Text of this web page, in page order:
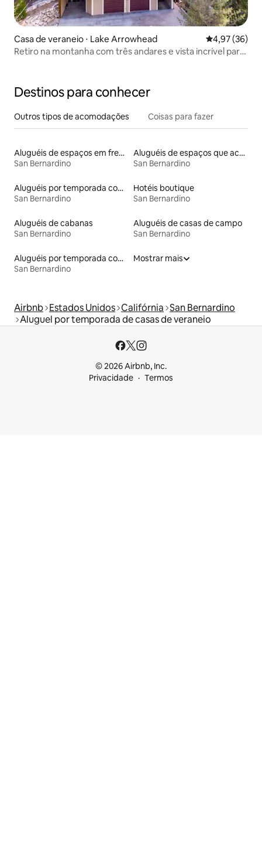
Casa de veraneio ⋅ Lake Arrowhead 4,97 de uma
4,97 (36)
Retiro na montanha com três andares e vista incrível para
Destinos para conhecer
Outros tipos de acomodações Coisas para fazer
Aluguéis de espaços em frente à praia
San Bernardino
Aluguéis de espaços que aceitam animais de estimação
San Bernardino
Aluguéis por temporada com banheira
San Bernardino
Hotéis boutique
San Bernardino
Aluguéis de cabanas
San Bernardino
Aluguéis de casas de campo
San Bernardino
Aluguéis por temporada com acesso ao lago
San Bernardino
Mostrar mais
Airbnb Estados Unidos Califórnia San Bernardino
Aluguel por temporada de casas de veraneio
© 2026 Airbnb, Inc.
Privacidade
Termos